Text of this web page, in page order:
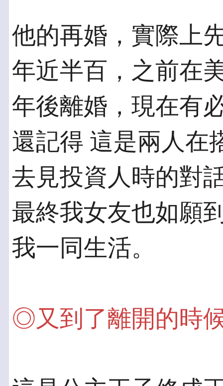
他的再婚，實際上
年近半百，之前在
年後離婚，現在有
還記得 這是兩人在
去見投資人時的對
最終我女友也如願
我一同生活。
◎又到了離開的時